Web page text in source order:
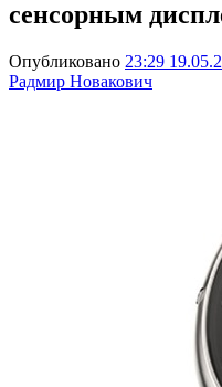
сенсорным
Опубликовано 23:29
Радмир Новакович